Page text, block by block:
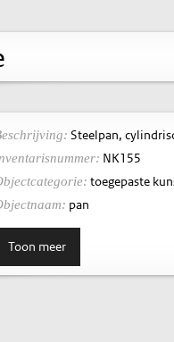
Steelpan,
NK155
toegepaste
pan
Toon meer